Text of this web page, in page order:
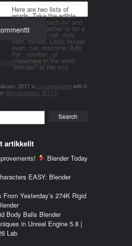
Here are two lists of
words. Take the edible
things from each list and
join them together to for a
word. List 1: nail, rock,
ham, rocket. List2: burger,
oven, car, machine. Add
the _number_ of
characters in the word
"blender" at the end.
2017in Uncategorized with0
BlenderNation IFTTT
artikkelit
Blender Today
EASY: Blender
From Yesterday’s 274K Rigid
Body Balls Blender
in Unreal Engine 5.8 |
Lab